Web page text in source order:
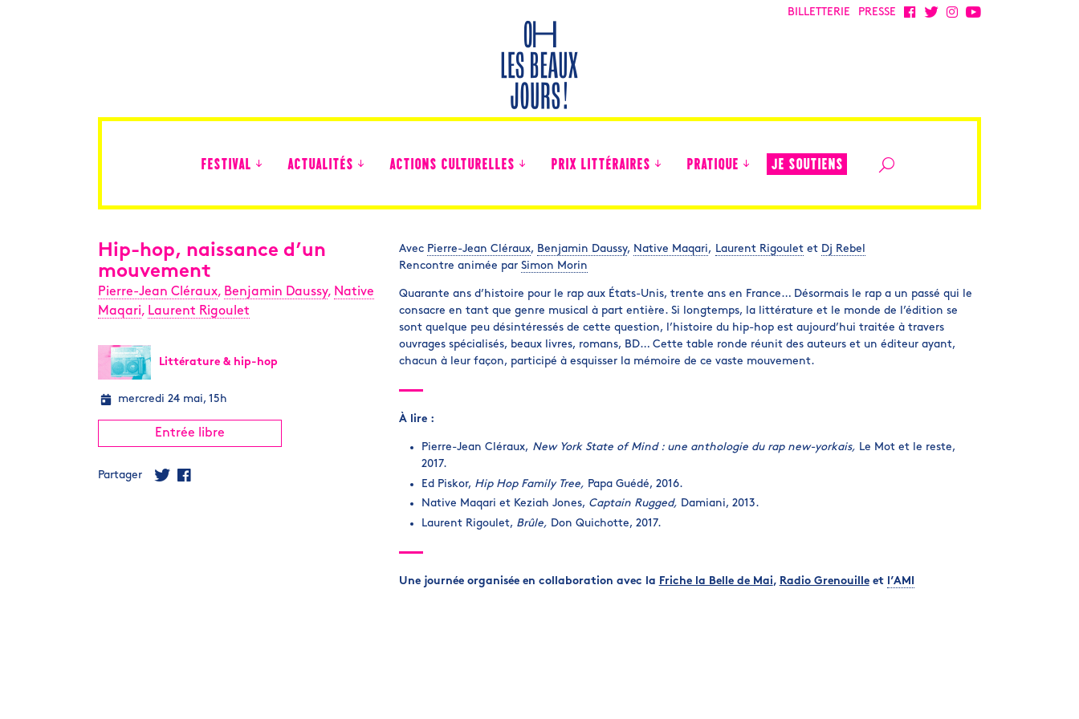
BILLETTERIE PRESSE
FESTIVAL ACTUALITÉS ACTIONS CULTURELLES
Des nouvelles des collégiens
PRIX LITTÉRAIRES PRATIQUE JE SOUTIENS
Hip-hop, naissance d’un
mouvement
Pierre-Jean Cléraux, Benjamin Daussy, Native
Maqari, Laurent Rigoulet
Littérature & hip-hop
mercredi 24 mai, 15h
Entrée libre
Partager
Avec Pierre-Jean Cléraux, Benjamin Daussy, Native Maqari, Laurent Rigouletet Dj Rebel
Rencontre animée par Simon Morin
Quarante ans d’histoire pour le rap aux États-Unis, trente ans en France… Désormais le rap a un passé qui le
consacre en tant que genre musical à part entière. Si longtemps, la littérature et le monde de l’édition se
sont quelque peu désintéressés de cette question, l’histoire du hip-hop est aujourd’hui traitée à travers
ouvrages spécialisés, beaux livres, romans, BD… Cette table ronde réunit des auteurs et un éditeur ayant,
chacun à leur façon, participé à esquisser la mémoire de ce vaste mouvement.
À lire :
Pierre-Jean Cléraux, New York State of Mind : une anthologie du rap new-yorkais, Le Mot et le reste,
2017.
Ed Piskor, Hip Hop Family Tree, Papa Guédé, 2016.
Native Maqari et Keziah Jones, Captain Rugged, Damiani, 2013.
Laurent Rigoulet, Brûle, Don Quichotte, 2017.
Une journée organisée en collaboration avec la Friche la Belle de Mai, Radio Grenouilleet l’AMI